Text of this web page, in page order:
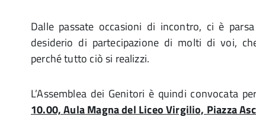
Dalle passate occasioni di incontro, ci è
desiderio di partecipazione di molti di voi,
perché tutto ciò si realizzi.
L’Assemblea dei Genitori è quindi convocata per
10.00,Aula Magna del Liceo Virgilio, Piazza